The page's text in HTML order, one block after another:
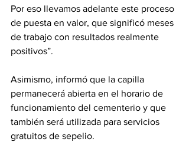
Por eso llevamos adelante este proceso
de puesta en valor, que significó meses
de trabajo con resultados realmente
positivos”.
Asimismo, informó que la capilla
permanecerá abierta en el horario de
funcionamiento del cementerio y que
también será utilizada para servicios
gratuitos de sepelio.